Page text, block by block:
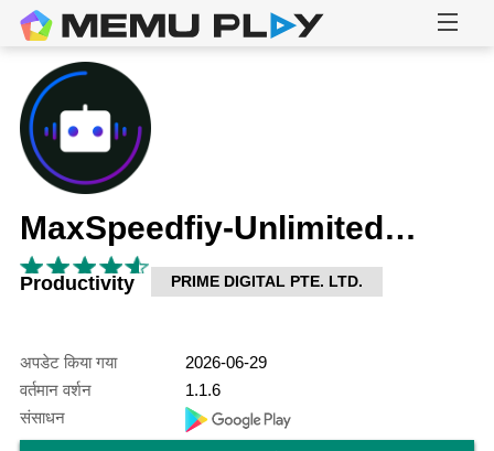
MaxSpeedfiy-Unlimited&Easy
Productivity PRIME DIGITAL PTE. LTD.
अपडेट किया गया
2026-06-29
वर्तमान वर्शन
1.1.6
संसाधन